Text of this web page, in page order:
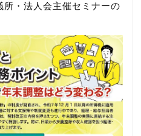
・法人会主催セミナーの